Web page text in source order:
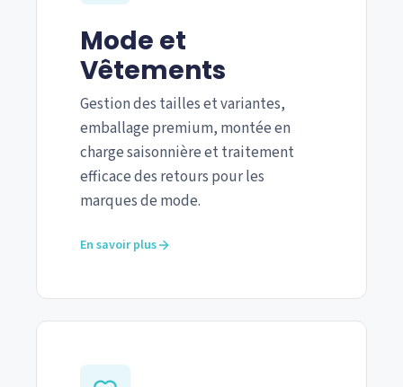
Mode et
Vêtements
Gestion des tailles et variantes,
emballage premium, montée en
charge saisonnière et traitement
efficace des retours pour les
marques de mode.
En savoir plus